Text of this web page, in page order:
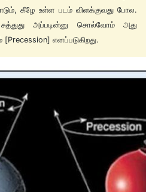
கீழே உள்ள படம் விளக்குவது போல.
அப்படின்னு சொல்வோம் அது
எனப்படுகிறது.